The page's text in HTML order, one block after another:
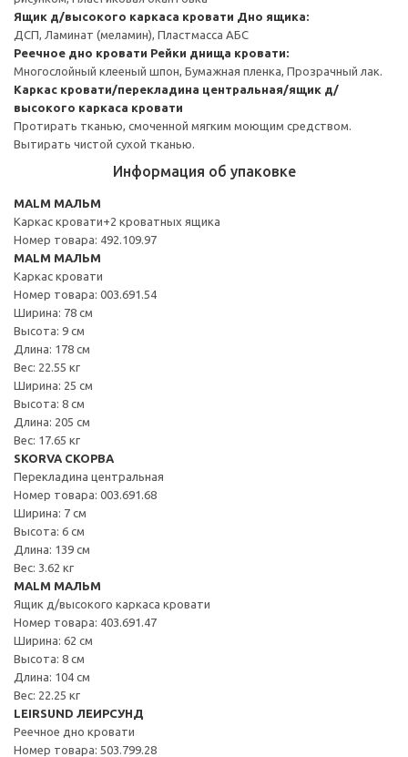
Ящик д/высокого каркаса кровати Дно ящика:
ДСП, Ламинат (меламин), Пластмасса АБС
Реечное дно кровати Рейки днища кровати:
Многослойный клееный шпон, Бумажная пленка, Прозрачный лак.
Каркас кровати/перекладина центральная/ящик д/
высокого каркаса кровати
Протирать тканью, смоченной мягким моющим средством.
Вытирать чистой сухой тканью.
Информация об упаковке
MALM МАЛЬМ
Каркас кровати+2 кроватных ящика
Номер товара: 492.109.97
MALM МАЛЬМ
Каркас кровати
Номер товара: 003.691.54
Ширина: 78 см
Высота: 9 см
Длина: 178 см
Вес: 22.55 кг
Ширина: 25 см
Высота: 8 см
Длина: 205 см
Вес: 17.65 кг
SKORVA СКОРВА
Перекладина центральная
Номер товара: 003.691.68
Ширина: 7 см
Высота: 6 см
Длина: 139 см
Вес: 3.62 кг
MALM МАЛЬМ
Ящик д/высокого каркаса кровати
Номер товара: 403.691.47
Ширина: 62 см
Высота: 8 см
Длина: 104 см
Вес: 22.25 кг
LEIRSUND ЛЕИРСУНД
Реечное дно кровати
Номер товара: 503.799.28